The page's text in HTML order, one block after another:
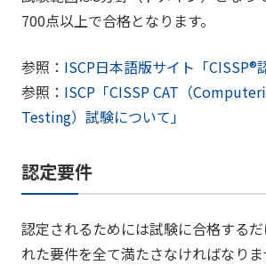
700点以上で合格となります。
参照： ISCP日本語版サイト「CISSP®
参照： ISCP「CISSP CAT（
Testing）試験について」
認定要件
認定されるためには試験に合格する
れた要件を全て満たさなければなり